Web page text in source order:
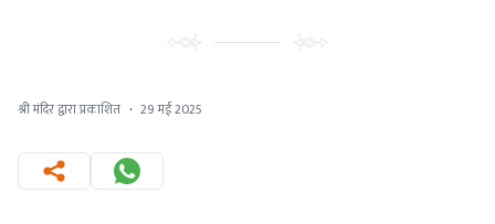
श्री मंदिर द्वारा प्रकाशित · 29 मई 2025